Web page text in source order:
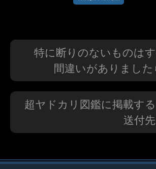
特に断りのないものは
間違いがありました
超ヤドカリ図鑑に掲載す
送付先